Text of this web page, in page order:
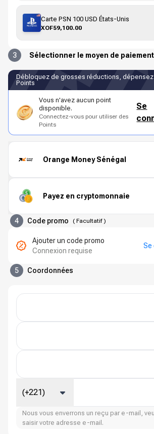
Carte PSN 100 USD États-Unis
XOF59,100.00
3 Sélectionner le moyen de paiement
Débloquez de grosses réductions,
Points
Vous n'avez aucun point
disponible.
Connectez-vous pour utiliser des
Points
Se
Orange Money Sénégal
Payez en cryptomonnaie
4 Code promo ( Facultatif)
Ajouter un code promo
Connexion requise
Se
5 Coordonnées
(+221)
Nous vous enverrons un reçu par e-mail,
saisir votre adresse e-mail.